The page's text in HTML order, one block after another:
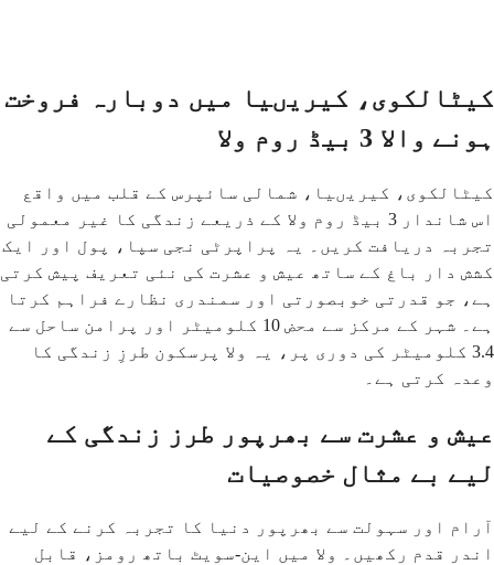
کیٹالکوی، کیریںیا میں دوبارہ فروخت
ہونے والا 3 بیڈ روم ولا
کیٹالکوی، کیریںیا، شمالی سائپرس کے قلب میں واقع
اس شاندار 3 بیڈ روم ولا کے ذریعے زندگی کا غیر معمولی
تجربہ دریافت کریں۔ یہ پراپرٹی نجی سپا، پول اور ایک
کشش دار باغ کے ساتھ عیش و عشرت کی نئی تعریف پیش کرتی
ہے، جو قدرتی خوبصورتی اور سمندری نظارے فراہم کرتا
ہے۔ شہر کے مرکز سے محض 10 کلومیٹر اور پرامن ساحل سے
3.4 کلومیٹر کی دوری پر، یہ ولا پرسکون طرزِ زندگی کا
وعدہ کرتی ہے۔
عیش و عشرت سے بھرپور طرز زندگی کے
لیے بے مثال خصوصیات
آرام اور سہولت سے بھرپور دنیا کا تجربہ کرنے کے لیے
اندر قدم رکھیں۔ ولا میں این-سویٹ باتھ رومز، قابل